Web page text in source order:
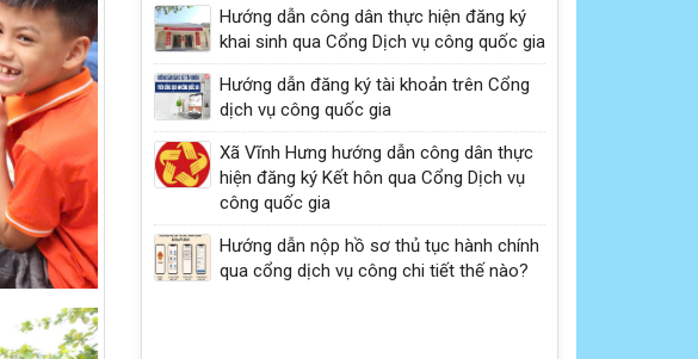
Hướng dẫn công dân thực hiện đăng ký
khai sinh qua Cổng Dịch vụ công quốc gia
Hướng dẫn đăng ký tài khoản trên Cổng
dịch vụ công quốc gia
Xã Vĩnh Hưng hướng dẫn công dân thực
hiện đăng ký Kết hôn qua Cổng Dịch vụ
công quốc gia
Hướng dẫn nộp hồ sơ thủ tục hành chính
qua cổng dịch vụ công chi tiết thế nào?
Phòng chống bệnh dại tiêm phòng cho chó
mèo